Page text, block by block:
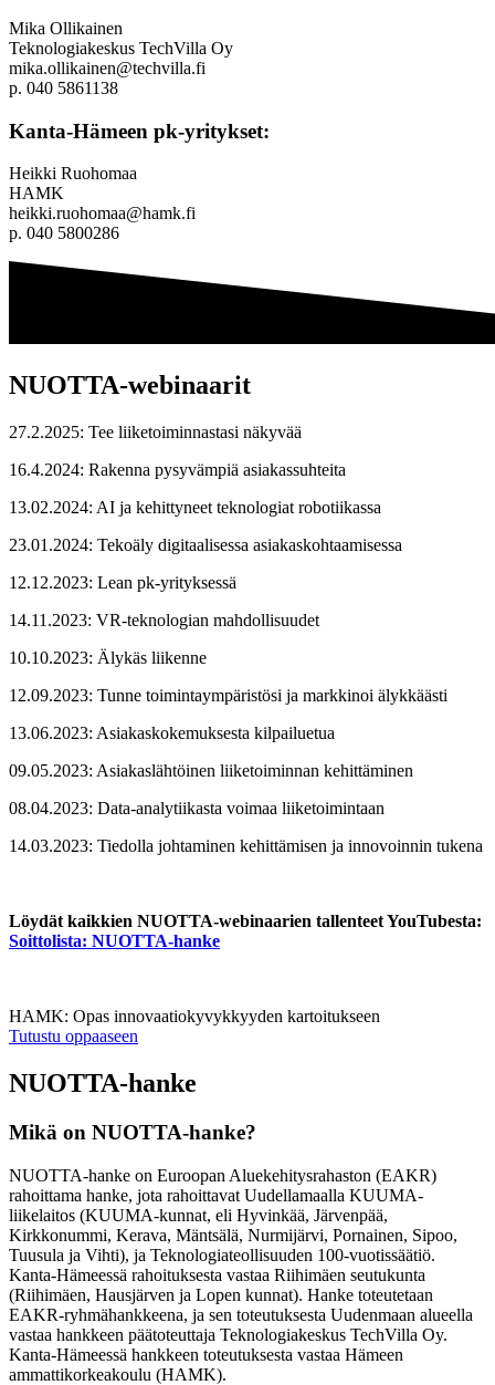
Mika Ollikainen
Teknologiakeskus TechVilla Oy
mika.ollikainen@techvilla.fi
p. 040 5861138
Kanta-Hämeen pk-yritykset:
Heikki Ruohomaa
HAMK
heikki.ruohomaa@hamk.fi
p. 040 5800286
NUOTTA-webinaarit
27.2.2025: Tee liiketoiminnastasi näkyvää
16.4.2024: Rakenna pysyvämpiä asiakassuhteita
13.02.2024: AI ja kehittyneet teknologiat robotiikassa
23.01.2024: Tekoäly digitaalisessa asiakaskohtaamisessa
12.12.2023: Lean pk-yrityksessä
14.11.2023: VR-teknologian mahdollisuudet
10.10.2023: Älykäs liikenne
12.09.2023: Tunne toimintaympäristösi ja markkinoi älykkäästi
13.06.2023: Asiakaskokemuksesta kilpailuetua
09.05.2023: Asiakaslähtöinen liiketoiminnan kehittäminen
08.04.2023: Data-analytiikasta voimaa liiketoimintaan
14.03.2023: Tiedolla johtaminen kehittämisen ja innovoinnin tukena
Löydät kaikkien NUOTTA-webinaarien tallenteet YouTubesta:
Soittolista: NUOTTA-hanke
HAMK: Opas innovaatiokyvykkyyden kartoitukseen
Tutustu oppaaseen
NUOTTA-hanke
Mikä on NUOTTA-hanke?
NUOTTA-hanke on Euroopan Aluekehitysrahaston (EAKR)
rahoittama hanke, jota rahoittavat Uudellamaalla KUUMA-
liikelaitos (KUUMA-kunnat, eli Hyvinkää, Järvenpää,
Kirkkonummi, Kerava, Mäntsälä, Nurmijärvi, Pornainen, Sipoo,
Tuusula ja Vihti), ja Teknologiateollisuuden 100-vuotissäätiö.
Kanta-Hämeessä rahoituksesta vastaa Riihimäen seutukunta
(Riihimäen, Hausjärven ja Lopen kunnat). Hanke toteutetaan
EAKR-ryhmähankkeena, ja sen toteutuksesta Uudenmaan alueella
vastaa hankkeen päätoteuttaja Teknologiakeskus TechVilla Oy.
Kanta-Hämeessä hankkeen toteutuksesta vastaa Hämeen
ammattikorkeakoulu (HAMK).